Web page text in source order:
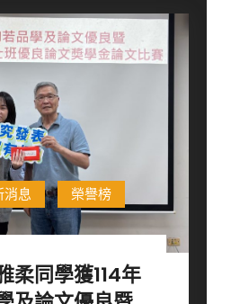
開
放
報
名
理
所
暨
台
灣
百
靈
佳
殷
格
翰
秀
消息 榮譽榜
柔同學獲114年